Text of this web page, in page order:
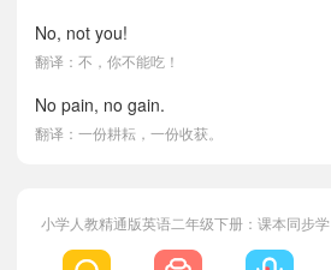
No, not you!
翻译：不，你不能吃！
No pain, no gain.
翻译：一份耕耘，一份收获。
小学人教精通版英语二年级下册：课本同步学